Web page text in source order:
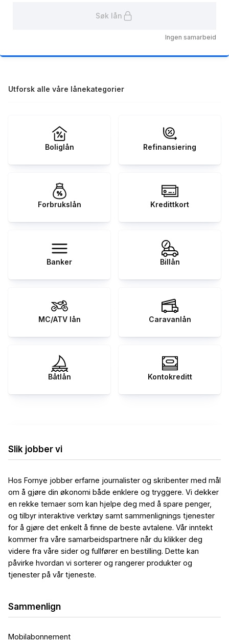
Søk lån
Ingen samarbeid
Utforsk alle våre lånekategorier
Boliglån Refinansiering
Forbrukslån Kredittkort
Banker Billån
MC/ATV lån Caravanlån
Båtlån Kontokreditt
Slik jobber vi
Hos Fornye jobber erfarne journalister og skribenter med mål
om å gjøre din økonomi både enklere og tryggere. Vi dekker
en rekke temaer som kan hjelpe deg med å spare penger,
og tilbyr interaktive verktøy samt sammenlignings tjenester
for å gjøre det enkelt å finne de beste avtalene. Vår inntekt
kommer fra våre samarbeidspartnere når du klikker deg
videre fra våre sider og fullfører en bestilling. Dette kan
påvirke hvordan vi sorterer og rangerer produkter og
tjenester på vår tjeneste.
Sammenlign
Mobilabonnement